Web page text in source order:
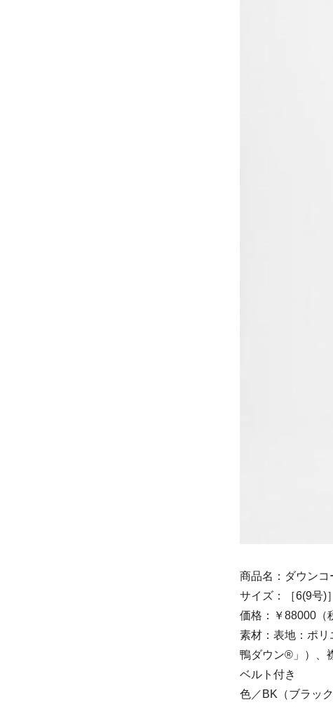
商品名：ダウンコ
サイズ：［6(9号)
価格：￥88000（
素材：表地：ポ
鴨ダウン®」）、
ベルト付き
色／BK（ブラック